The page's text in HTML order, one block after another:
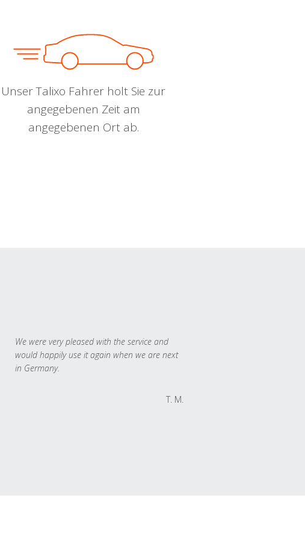
Unser Talixo Fahrer holt Sie zur
angegebenen Zeit am
angegebenen Ort ab.
We were very pleased with the service and
would happily use it again when we are next
in Germany.
T. M.